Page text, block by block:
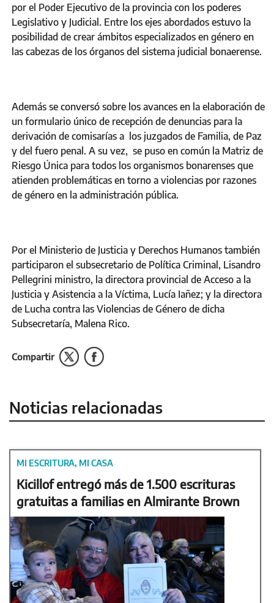
por el Poder Ejecutivo de la provincia con los poderes
Legislativo y Judicial. Entre los ejes abordados estuvo la
posibilidad de crear ámbitos especializados en género en
las cabezas de los órganos del sistema judicial bonaerense.
Además se conversó sobre los avances en la elaboración de
un formulario único de recepción de denuncias para la
derivación de comisarías a los juzgados de Familia, de Paz
y del fuero penal. A su vez, se puso en común la Matriz de
Riesgo Única para todos los organismos bonarenses que
atienden problemáticas en torno a violencias por razones
de género en la administración pública.
Por el Ministerio de Justicia y Derechos Humanos también
participaron el subsecretario de Política Criminal, Lisandro
Pellegrini ministro, la directora provincial de Acceso a la
Justicia y Asistencia a la Víctima, Lucía Iañez; y la directora
de Lucha contra las Violencias de Género de dicha
Subsecretaría, Malena Rico.
Compartir
Noticias relacionadas
MI ESCRITURA, MI CASA
Kicillof entregó más de 1.500 escrituras
gratuitas a familias en Almirante Brown